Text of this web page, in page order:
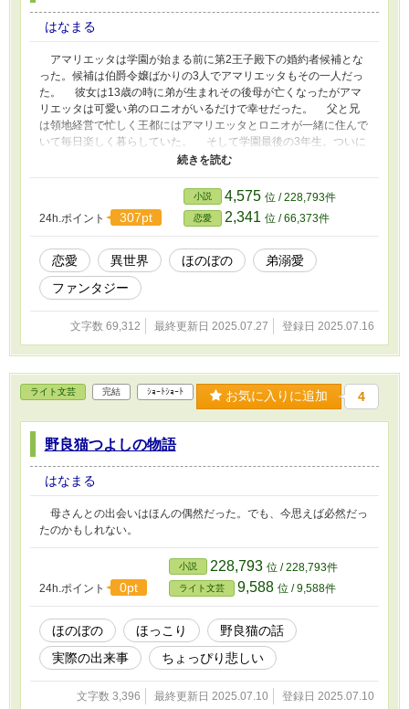
はなまる
アマリエッタは学園が始まる前に第2王子殿下の婚約者候補とな
った。候補は伯爵令嬢ばかりの3人でアマリエッタもその一人だっ
た。 彼女は13歳の時に弟が生まれその後母が亡くなったがアマ
リエッタは可愛い弟のロニオがいるだけで幸せだった。 父と兄
は領地経営で忙しく王都にはアマリエッタとロニオが一緒に住んで
いて毎日楽しく暮らしていた。 そして学園最後の3年生。ついに
王子殿下の婚約者が決まった。相手は隣国の王女ゾラ様だった。
者が決められた。 他の婚約者候補だったローザンヌとリスティ
はもともと好きだった相手だった。でもアマリエッタの婚約者は彼
女があまり良い印象を持っていないヴィント公爵令息で‥ アマ
リエッタは取りあえず様子を見てみる事にする。 妄想ゆるゆ
る異世界です。軽く楽しんでいただけると幸せです。 誤字脱字
ご勘弁下さい。 他サイトにも投稿しています。
24h.ポイント 307pt
小説 4,575 位 / 228,793件
恋愛 2,341 位 / 66,373件
恋愛 異世界 ほのぼの
弟溺愛
ファンタジー
文字数 69,312 最終更新日 2025.07.27 登録日 2025.07.16
ライト文芸 完結 ｼｮｰﾄｼｮｰﾄ お気に入りに追加 4
野良猫つよしの物語
はなまる
母さんとの出会いはほんの偶然だった。でも、今思えば必然だっ
たのかもしれない。
24h.ポイント 0pt
小説 228,793 位 / 228,793件
ライト文芸 9,588 位 / 9,588件
ほのぼの ほっこり
野良猫の話
実際の出来事
ちょっぴり悲しい
文字数 3,396 最終更新日 2025.07.10 登録日 2025.07.10